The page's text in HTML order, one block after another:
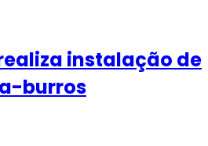
instalação de
burros